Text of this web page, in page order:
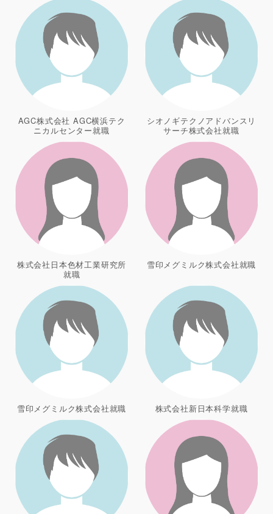
AGC株式会社 AGC横浜テク
ニカルセンター就職
シオノギテクノアドバンスリ
サーチ株式会社就職
株式会社日本色材工業研究所
就職
雪印メグミルク株式会社就職
雪印メグミルク株式会社就職 株式会社新日本科学就職